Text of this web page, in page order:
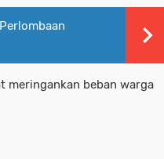
meringankan beban warga